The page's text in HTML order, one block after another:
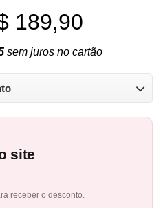
189,90
sem juros no cartão
site
receber o desconto.